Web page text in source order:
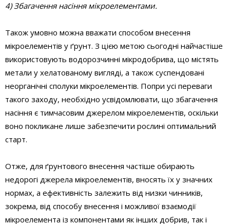
4) Збагачення насіння мікроелементами.
Також умовно можна вважати способом внесення
мікроелементів у ґрунт. З цією метою сьогодні найчастіше
використовують водорозчинні мікродобрива, що містять
метали у хелатованому вигляді, а також суспендовані
неорганічні сполуки мікроелементів. Попри усі переваги
такого заходу, необхідно усвідомлювати, що збагачення
насіння є тимчасовим джерелом мікроелементів, оскільки
воно покликане лише забезпечити рослині оптимальний
старт.
Отже, для ґрунтового внесення частіше обирають
недорогі джерела мікроелементів, вносять їх у значних
нормах, а ефективність залежить від низки чинників,
зокрема, від способу внесення і можливої взаємодії
мікроелемента із компонентами як інших добрив, так і